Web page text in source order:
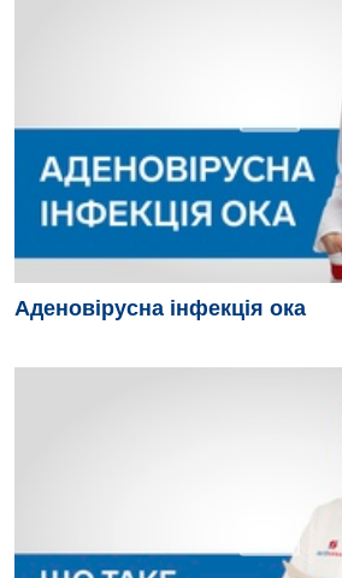
Дитяча гастроентерологія
Дитяча гінекологія
Дитяча дерматовенерологія
Дитяча кардіоревматологія
Дитяча неврологія
Дитяча урологія
Аденовірусна інфекція ока